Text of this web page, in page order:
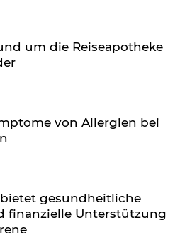
um die Reiseapotheke
von Allergien bei
gesundheitliche
finanzielle Unterstützung